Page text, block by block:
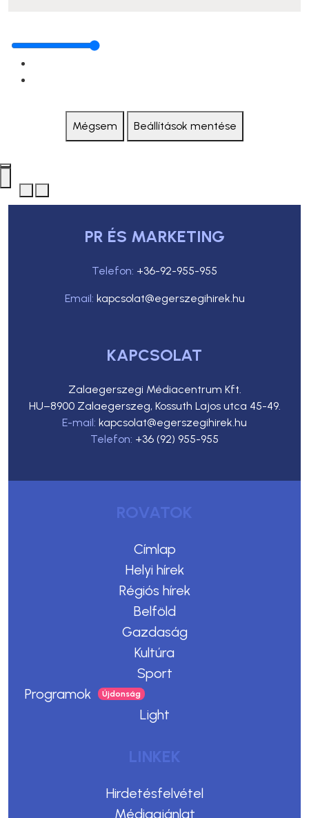
Mégsem Beállítások mentése
PR ÉS MARKETING
Telefon: +36-92-955-955
Email: kapcsolat@egerszegihirek.hu
KAPCSOLAT
Zalaegerszegi Médiacentrum Kft.
HU–8900 Zalaegerszeg, Kossuth Lajos utca 45-49.
E-mail: kapcsolat@egerszegihirek.hu
Telefon: +36 (92) 955-955
ROVATOK
Címlap
Helyi hírek
Régiós hírek
Belföld
Gazdaság
Kultúra
Sport
Programok
Light
LINKEK
Hirdetésfelvétel
Médiaajánlat